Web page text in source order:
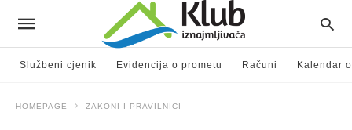
Službeni cjenik Evidencija o prometu Računi Kalendar
HOMEPAGE ZAKONI I PRAVILNICI